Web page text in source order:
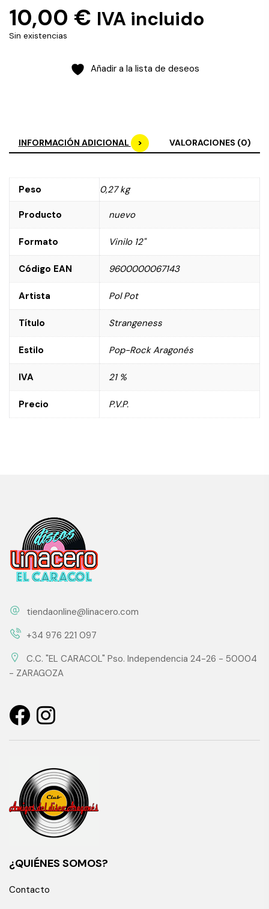
10,00 € IVA incluido
Sin existencias
Añadir a la lista de deseos
INFORMACIÓN ADICIONAL VALORACIONES (0)
Peso 0,27 kg
Producto nuevo
Formato Vinilo 12"
Código EAN 9600000067143
Artista Pol Pot
Título Strangeness
Estilo Pop-Rock Aragonés
IVA 21 %
Precio P.V.P.
tiendaonline@linacero.com
+34 976 221 097
C.C. "EL CARACOL" Pso. Independencia 24-26 - 50004
- ZARAGOZA
¿QUIÉNES SOMOS?
Contacto